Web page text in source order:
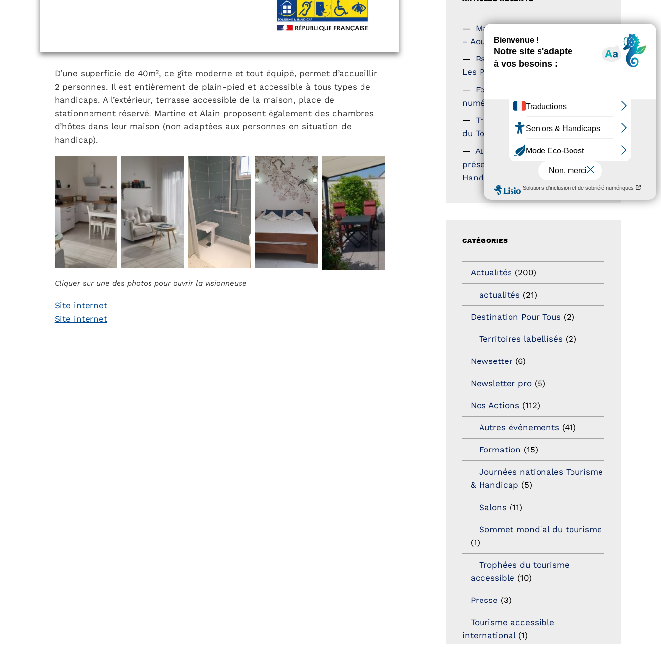
D’une superficie de 40m², ce gîte moderne et tout équipé, permet d’accueillir
2 personnes. Il est entièrement de plain-pied et accessible à tous types de
handicaps. A l’extérieur, terrasse accessible de la maison, place de
stationnement réservé. Martine et Alain proposent également des chambres
d’hôtes dans leur maison (non adaptées aux personnes en situation de
handicap).
Cliquer sur une des photos pour ouvrir la visionneuse
Site internet
Site internet
Magazine Tourisme Accessible
– Aout 2026
Rallye Aicha des Gazelles –
Les Petillantes
Formation Communication
numérique
Trophées Horizons – Acteurs
du Tourisme Durable
Atout France – flyer
présentation label Tourisme &
Handicap
CATÉGORIES
Actualités (200)
actualités (21)
Destination Pour Tous (2)
Territoires labellisés (2)
Newsetter (6)
Newsletter pro (5)
Nos Actions (112)
Autres événements (41)
Formation (15)
Journées nationales Tourisme
& Handicap (5)
Salons (11)
Sommet mondial du tourisme
(1)
Trophées du tourisme
accessible (10)
Presse (3)
Tourisme accessible
international(1)